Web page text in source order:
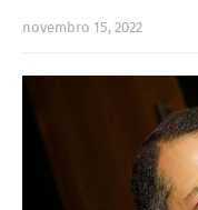
novembro 15, 2022